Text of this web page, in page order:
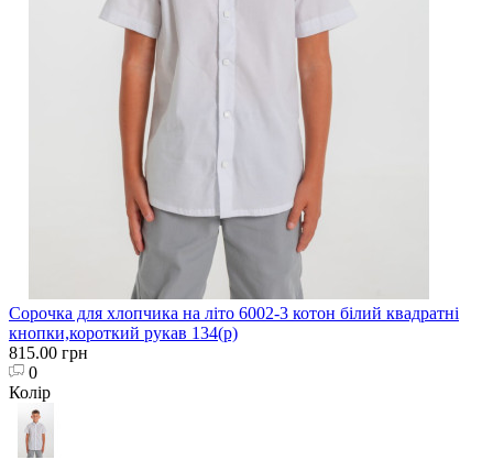
Сорочка для хлопчика на літо 6002-3 котон білий квадратні
кнопки,короткий рукав 134(р)
815.00 грн
0
Колір